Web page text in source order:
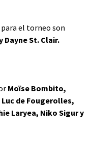
el torneo son
Dayne St. Clair.
Moïse Bombito,
de Fougerolles,
Laryea, Niko Sigur y